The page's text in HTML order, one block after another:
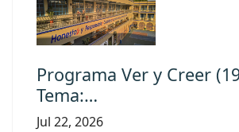
Programa Ver y Creer
Tema:…
Jul 22, 2026